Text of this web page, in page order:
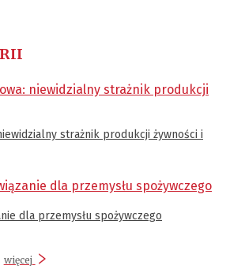
strażnik produkcji żywności i
dla przemysłu spożywczego
więcej